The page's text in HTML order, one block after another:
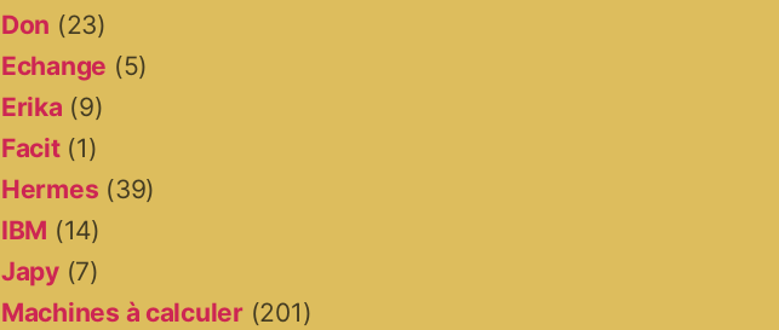
Don (23)
Echange (5)
Erika (9)
Facit(1)
Hermes (39)
IBM (14)
Japy(7)
Machines à calculer(201)